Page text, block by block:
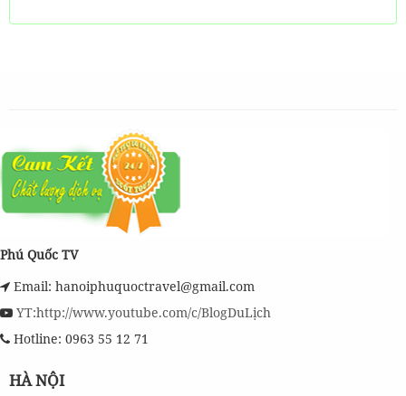
Phú Quốc TV
Email: hanoiphuquoctravel@gmail.com
YT:http://www.youtube.com/c/BlogDuLịch
Hotline: 0963 55 12 71
HÀ NỘI